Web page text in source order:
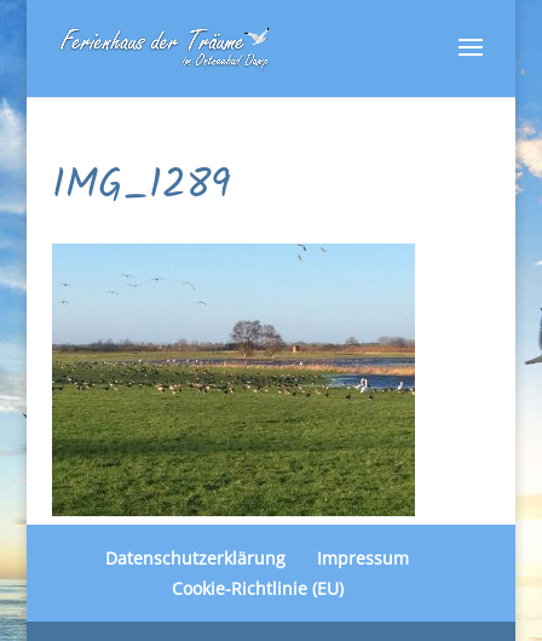
IMG_1289
Datenschutzerklärung
Impressum
Cookie-Richtlinie (EU)